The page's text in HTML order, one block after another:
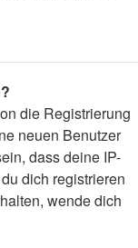
die Registrierung
neuen Benutzer
dass deine IP-
dich registrieren
wende dich